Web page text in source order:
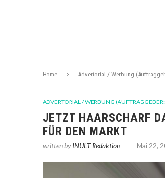
Home Advertorial / Werbung
ADVERTORIAL / WERBUNG (AUFTRAGGEBER:
JETZT HAARSCHARF
FÜR DEN MARKT
written by INULT Redaktion Mai 22,